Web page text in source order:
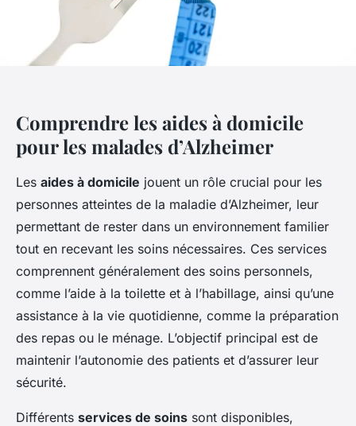
Comprendre les aides à domicile
pour les malades d’Alzheimer
Les aides à domicile jouent un rôle crucial pour les
personnes atteintes de la maladie d’Alzheimer, leur
permettant de rester dans un environnement familier
tout en recevant les soins nécessaires. Ces services
comprennent généralement des soins personnels,
comme l’aide à la toilette et à l’habillage, ainsi qu’une
assistance à la vie quotidienne, comme la préparation
des repas ou le ménage. L’objectif principal est de
maintenir l’autonomie des patients et d’assurer leur
sécurité.
Différents services de soins sont disponibles,